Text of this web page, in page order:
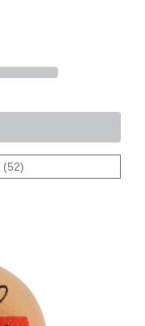
(52)